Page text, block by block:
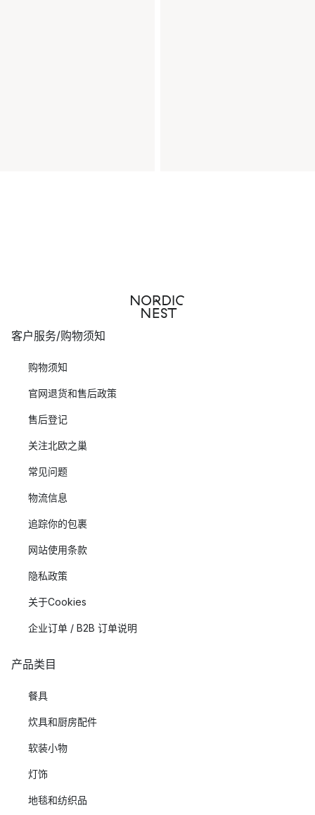
客户服务/购物须知
购物须知
官网退货和售后政策
售后登记
关注北欧之巢
常见问题
物流信息
追踪你的包裹
网站使用条款
隐私政策
关于Cookies
企业订单 / B2B 订单说明
产品类目
餐具
炊具和厨房配件
软装小物
灯饰
地毯和纺织品